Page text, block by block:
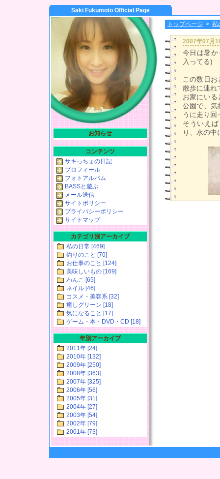
Saki Fukumoto Official Page
トップページ > 私
2007年07月
今日は暑
入ってる)
この数日
散歩に連れ
お家にいる
公園で、気
うに走り回
そういえ
り、水の
お知らせ
コンテンツ
サキっちょの日記
プロフィール
フォトアルバム
BASSと遊ぶ
メール送信
サイトポリシー
プライバシーポリシー
サイトマップ
カテゴリ別アーカイブ
私の日常 [469]
釣りのこと [70]
お仕事のこと [124]
美味しいもの [169]
わんこ [65]
ネイル [46]
コスメ・美容系 [32]
癒しグリーン [18]
気になること [17]
ゲーム・本・DVD・CD [18]
年別アーカイブ
2011年 [24]
2010年 [132]
2009年 [250]
2008年 [363]
2007年 [325]
2006年 [56]
2005年 [31]
2004年 [27]
2003年 [54]
2002年 [79]
2001年 [73]